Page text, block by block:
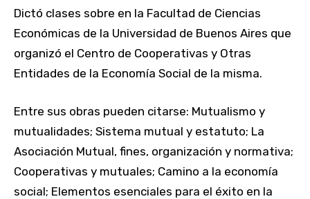
Dictó clases sobre en la Facultad de Ciencias
Económicas de la Universidad de Buenos Aires que
organizó el Centro de Cooperativas y Otras
Entidades de la Economía Social de la misma.
Entre sus obras pueden citarse: Mutualismo y
mutualidades; Sistema mutual y estatuto; La
Asociación Mutual, fines, organización y normativa;
Cooperativas y mutuales; Camino a la economía
social; Elementos esenciales para el éxito en la